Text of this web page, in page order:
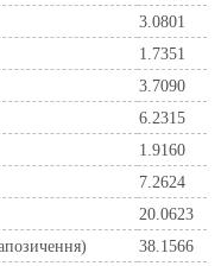
3.0801
1.7351
3.7090
6.2315
1.9160
7.2624
20.0623
38.1566